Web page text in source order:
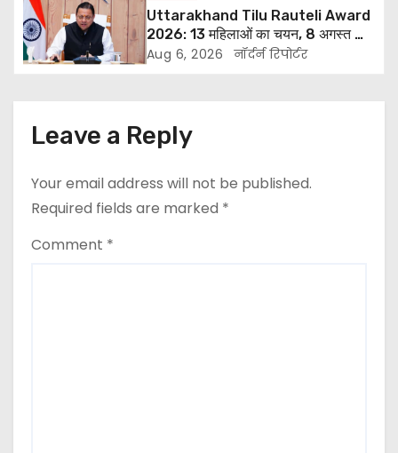
a
t
o
Uttarakhand Tilu Rauteli Award
2026: 13 महिलाओं का चयन, 8 अगस्त को
सीएम धामी करेंगे सम्मानित
Aug 6, 2026 नॉर्दर्न रिपोर्टर
Leave a Reply
Your email address will not be published.
Required fields are marked *
Comment *